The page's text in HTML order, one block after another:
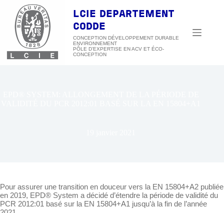
contenu
LCIE DEPARTEMENT
CODDE
CONCEPTION DÉVELOPPEMENT DURABLE
ENVIRONNEMENT
Pour assurer une transition en douceur vers la EN 15804+A2 publiée
en 2019, EPD® System a décidé d’étendre la période de validité du
PCR 2012:01 basé sur la EN 15804+A1 jusqu’à la fin de l’année